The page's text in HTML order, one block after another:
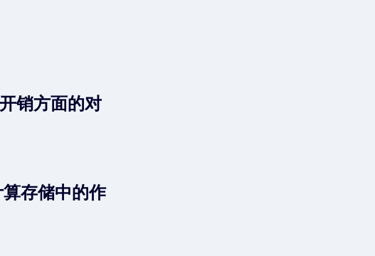
销方面的对
存储中的作